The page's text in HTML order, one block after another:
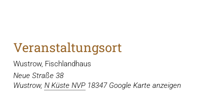
Veranstaltungsort
Wustrow, Fischlandhaus
Neue Straße 38
Wustrow, N Küste NVP 18347 Google Karte anzeigen